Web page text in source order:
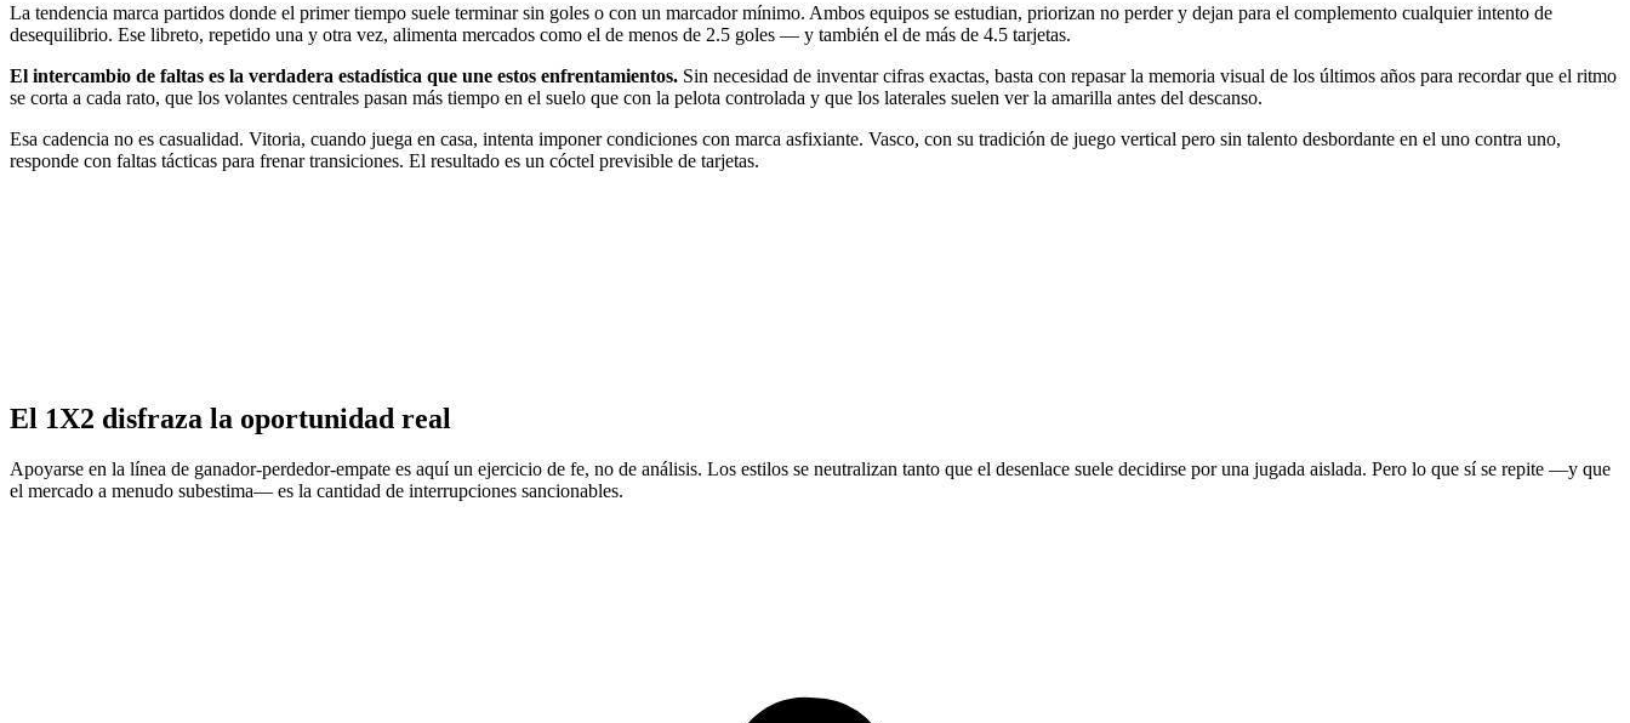
La tendencia marca partidos donde el primer tiempo suele terminar sin goles o con un marcador mínimo. Ambos equipos se estudian, priorizan no perder y dejan para el complemento cualquier intento de
desequilibrio. Ese libreto, repetido una y otra vez, alimenta mercados como el de menos de 2.5 goles — y también el de más de 4.5 tarjetas.
El intercambio de faltas es la verdadera estadística que une estos enfrentamientos. Sin necesidad de inventar cifras exactas, basta con repasar la memoria visual de los últimos años para recordar que el ritmo
se corta a cada rato, que los volantes centrales pasan más tiempo en el suelo que con la pelota controlada y que los laterales suelen ver la amarilla antes del descanso.
Esa cadencia no es casualidad. Vitoria, cuando juega en casa, intenta imponer condiciones con marca asfixiante. Vasco, con su tradición de juego vertical pero sin talento desbordante en el uno contra uno,
responde con faltas tácticas para frenar transiciones. El resultado es un cóctel previsible de tarjetas.
El 1X2 disfraza la oportunidad real
Apoyarse en la línea de ganador-perdedor-empate es aquí un ejercicio de fe, no de análisis. Los estilos se neutralizan tanto que el desenlace suele decidirse por una jugada aislada. Pero lo que sí se repite —y que
el mercado a menudo subestima— es la cantidad de interrupciones sancionables.